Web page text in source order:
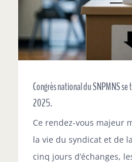
Congrès national du SNPMNS se
2025.
Ce rendez-vous majeur
la vie du syndicat et de
cinq jours d’échanges,